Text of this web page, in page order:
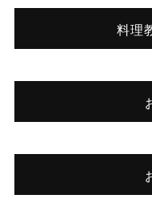
料理